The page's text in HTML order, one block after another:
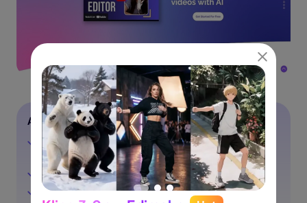
Avantages
Vous donne accès à un espace de stockage de 2
Go, même avec l'offre gratuite
Permet l'intégration aux sites web avec API
Assistance technique disponible par chat en direct